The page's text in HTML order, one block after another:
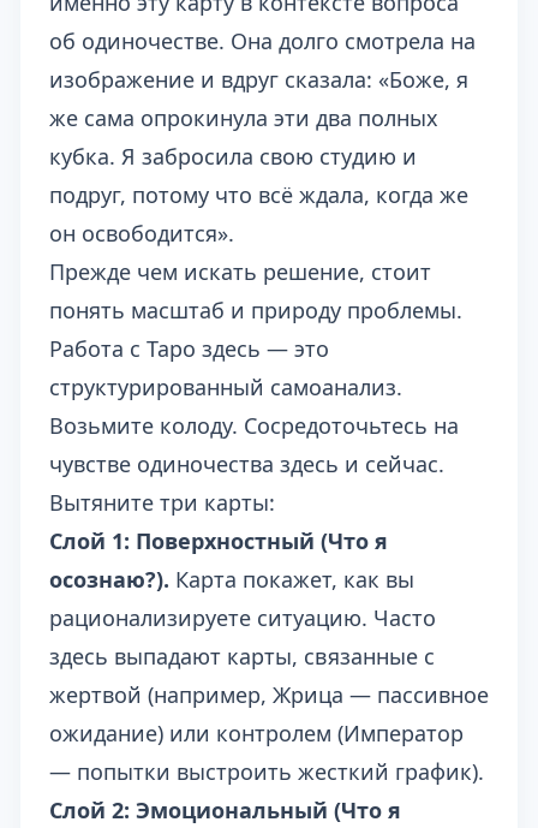
об одиночестве. Она долго смотрела на
изображение и вдруг сказала: «Боже, я
же сама опрокинула эти два полных
кубка. Я забросила свою студию и
подруг, потому что всё ждала, когда же
он освободится».
Прежде чем искать решение, стоит
понять масштаб и природу проблемы.
Работа с Таро здесь — это
структурированный самоанализ.
Возьмите колоду. Сосредоточьтесь на
чувстве одиночества здесь и сейчас.
Вытяните три карты:
Слой 1: Поверхностный (Что я
осознаю?). Карта покажет, как вы
рационализируете ситуацию. Часто
здесь выпадают карты, связанные с
жертвой (например, Жрица — пассивное
ожидание) или контролем (Император
— попытки выстроить жесткий график).
Слой 2: Эмоциональный (Что я